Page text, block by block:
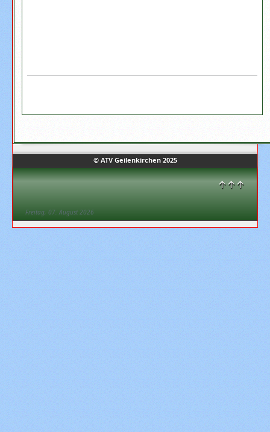
© ATV Geilenkirchen 2025
↑↑↑
Freitag, 07. August 2026